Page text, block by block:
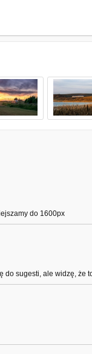
do 1600px
do sugesti, ale widzę, że